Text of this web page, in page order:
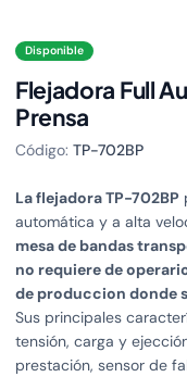
Disponible
Flejadora Full
Prensa
Código: TP-702BP
La flejadora TP-702BP
automática y a alta
mesa de bandas
no requiere de
de produccion donde
Sus principales
tensión, carga y
prestación, sensor de